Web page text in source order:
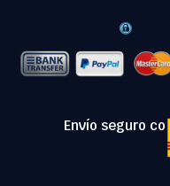
Envío seguro con: